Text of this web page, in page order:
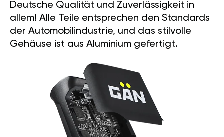
Deutsche Qualität und Zuverlässigkeit in
allem! Alle Teile entsprechen den Standards
der Automobilindustrie, und das stilvolle
Gehäuse ist aus Aluminium gefertigt.